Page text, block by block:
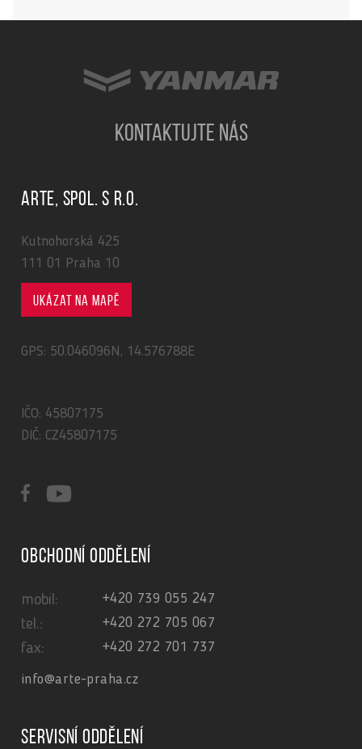
KONTAKTUJTE NÁS
ARTE, spol. s r.o.
Kutnohorská 425
111 01 Praha 10
Ukázat na mapě
GPS: 50.046096N, 14.576788E
IČO: 45807175
DIČ: CZ45807175
Obchodní oddělení
mobil: +420 739 055 247
tel.: +420 272 705 067
fax: +420 272 701 737
info@arte-praha.cz
Servisní oddělení